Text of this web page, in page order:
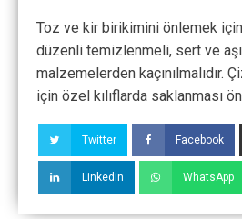
Toz ve kir birikimini önlemek
düzenli temizlenmeli, sert ve
malzemelerden kaçınılmalıdır.
için özel kılıflarda saklanması
Twitter Facebook
Linkedin WhatsApp